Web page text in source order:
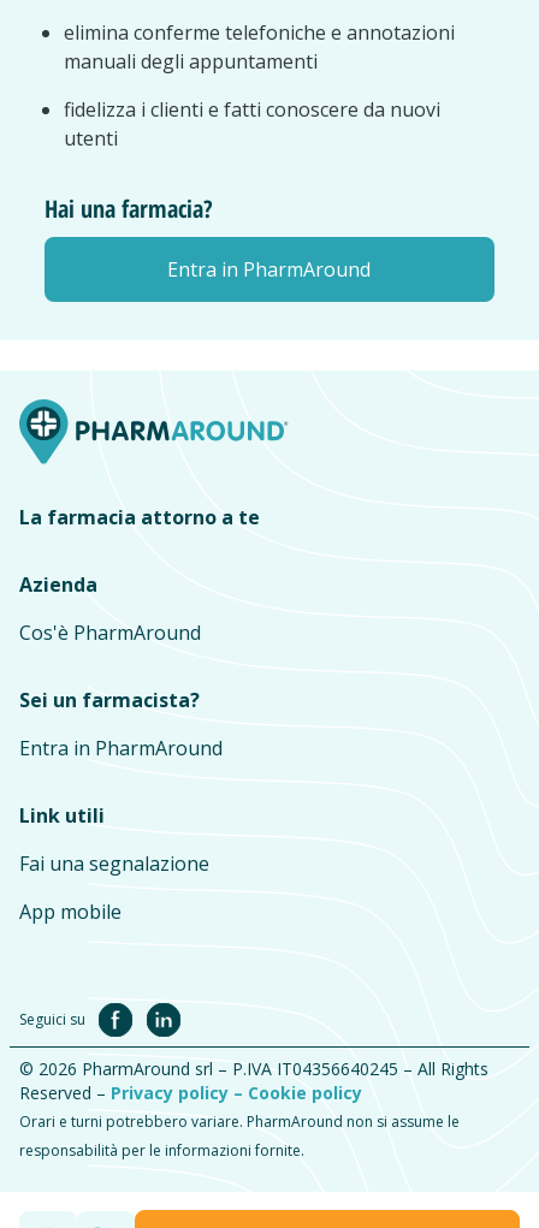
elimina conferme telefoniche e annotazioni
manuali degli appuntamenti
fidelizza i clienti e fatti conoscere da nuovi
utenti
Hai una farmacia?
Entra in PharmAround
La farmacia attorno a te
Azienda
Cos'è PharmAround
Sei un farmacista?
Entra in PharmAround
Link utili
Fai una segnalazione
App mobile
Seguici su
© 2026 PharmAround srl – P.IVA IT04356640245 – All Rights
Reserved – Privacy policy – Cookie policy
Orari e turni potrebbero variare. PharmAround non si assume le
responsabilità per le informazioni fornite.